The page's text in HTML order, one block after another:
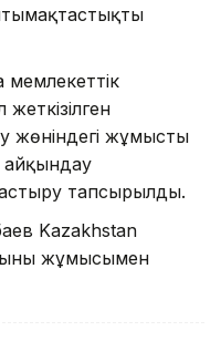
жөніндегі жұмысты
айқындау
тапсырылды.
Kazakhstan
жұмысымен